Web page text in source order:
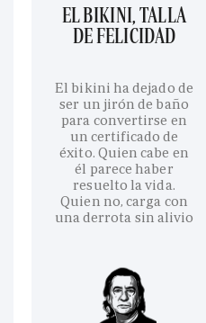
EL BIKINI, TALLA
DE FELICIDAD
El bikini ha dejado de
ser un jirón de baño
para convertirse en
un certificado de
éxito. Quien cabe en
él parece haber
resuelto la vida.
Quien no, carga con
una derrota sin alivio